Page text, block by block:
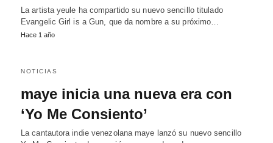
La artista yeule ha compartido su nuevo sencillo titulado
Evangelic Girl is a Gun, que da nombre a su próximo…
Hace 1 año
NOTICIAS
maye inicia una nueva era con
‘Yo Me Consiento’
La cantautora indie venezolana maye lanzó su nuevo sencillo